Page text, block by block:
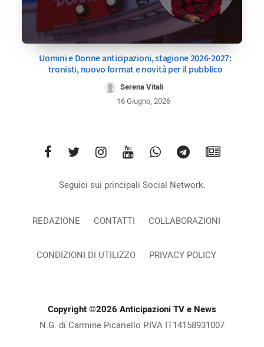
Uomini e Donne anticipazioni, stagione 2026-2027:
tronisti, nuovo format e novità per il pubblico
Serena Vitali
16 Giugno, 2026
Seguici sui principali Social Network.
REDAZIONE CONTATTI COLLABORAZIONI
CONDIZIONI DI UTILIZZO PRIVACY POLICY
Copyright ©2026 Anticipazioni TV e News
N.G. di Carmine Picariello P.IVA IT14158931007